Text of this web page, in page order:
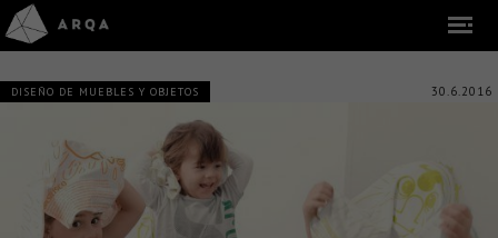
DISEÑO DE MUEBLES Y OBJETOS 30.6.2016